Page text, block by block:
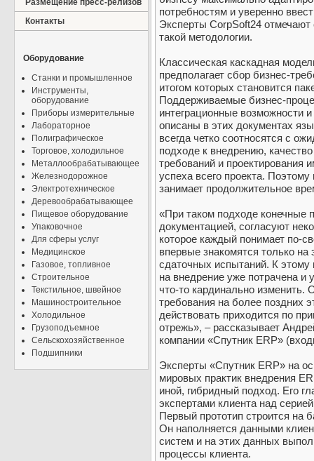
Размещение пресс-релизов
Контакты
Оборудование
Станки и промышленное
Инструменты,
оборудование
Приборы измерительные
Лабораторное
Полиграфическое
Торговое, холодильное
Металлообрабатывающее
Железнодорожное
Электротехническое
Деревообрабатывающее
Пищевое оборудование
Упаковочное
Для сферы услуг
Медицинское
Газовое, топливное
Строительное
Текстильное, швейное
Машиностроительное
Холодильное
Грузоподъемное
Сельскохозяйственное
Подшипники
потребностям и уверенно
Эксперты CorpSoft24 отмечают
такой методологии.
Классическая каскадная
предполагает сбор бизнес-
итогом которых становится
Поддерживаемые бизнес-
интеграционные возможности
описаны в этих документах
всегда четко соотносятся с
подходе к внедрению,
требований и проектирования
успеха всего проекта.
занимает продолжительное
«При таком подходе конечные
документацией, согласуют
которое каждый понимает по-
впервые знакомятся только на
сдаточных испытаний. К
на внедрение уже потрачена и
что-то кардинально изменить.
требования на более поздних
действовать приходится по
отрежь», – рассказывает
компании «Спутник ERP»
Эксперты «Спутник ERP» на
мировых практик внедрения
иной, гибридный подход. Его
экспертами клиента над
Первый прототип строится на
Он наполняется данными
систем и на этих данных
процессы клиента.